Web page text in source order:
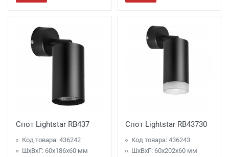
Спот Lightstar RB437
Код товара: 436242
ШхВхГ: 60x186x60 мм
Спот Lightstar RB43730
Код товара: 436243
ШхВхГ: 60x202x60 мм